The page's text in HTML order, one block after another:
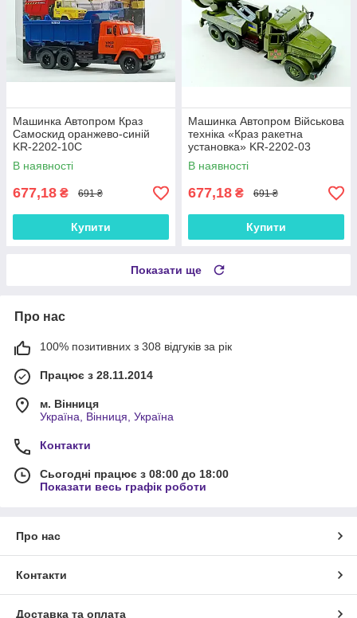
Машинка Автопром Краз
Самоскид оранжево-синій
KR-2202-10C
В наявності
677,18 ₴ 691 ₴
Купити
Машинка Автопром Військова
техніка «Краз ракетна
установка» KR-2202-03
В наявності
677,18 ₴ 691 ₴
Купити
Показати ще
Про нас
100% позитивних з 308 відгуків за рік
Працює з 28.11.2014
м. Вінниця
Україна, Вінниця, Україна
Контакти
Сьогодні працює з 08:00 до 18:00
Показати весь графік роботи
Про нас
Контакти
Доставка та оплата